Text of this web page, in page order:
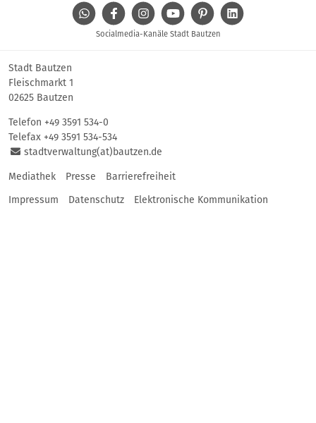
WhatsAppFacebookInstagramYoutube Pinterest
Socialmedia-Kanäle Stadt Bautzen
Stadt Bautzen
Fleischmarkt 1
02625 Bautzen
Telefon +49 3591 534-0
Telefax +49 3591 534-534
stadtverwaltung(at)bautzen.de
Mediathek Presse
Barrierefreiheit
Impressum
Datenschutz Elektronische Kommunikation